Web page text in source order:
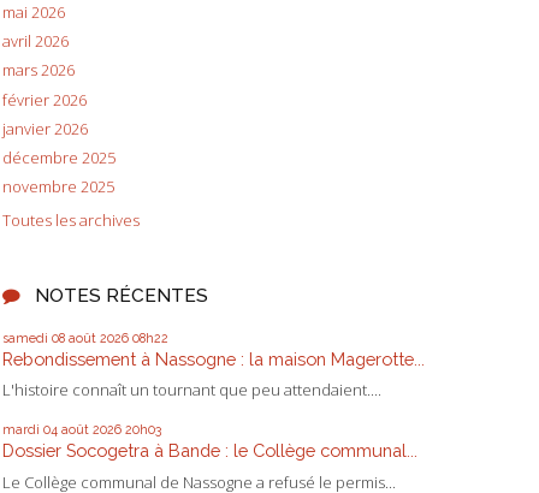
mai 2026
avril 2026
mars 2026
février 2026
janvier 2026
décembre 2025
novembre 2025
Toutes les archives
NOTES RÉCENTES
samedi 08 août 2026 08h22
Rebondissement à Nassogne : la maison Magerotte...
L'histoire connaît un tournant que peu attendaient....
mardi 04 août 2026 20h03
Dossier Socogetra à Bande : le Collège communal...
Le Collège communal de Nassogne a refusé le permis...